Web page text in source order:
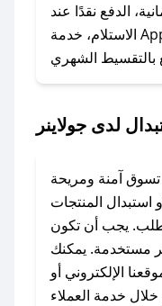
### ماذا أفعل إذا لم أجد كود خصم لمتجري
المفضل؟
المفضل، يمكنك
أسرع وقت ممكن.
### كيف تحصل على كوبونات خصم حصرية من
جولاينر؟
حصرية، قم بما
يلي:
- اضغط على أيقونة متابعة لمتجر جولاينر في تطبيق
صحصح.
الدفع نقدًا عند
الاستلام، خدمة Apple Pay، بالإضافة إلى إمكانية
لدى جولاينر
آمنة ومريحة
استبدال المنتجات
الطلب. يجب أن تكون
مستخدمة. يمكنك
الإلكتروني أو